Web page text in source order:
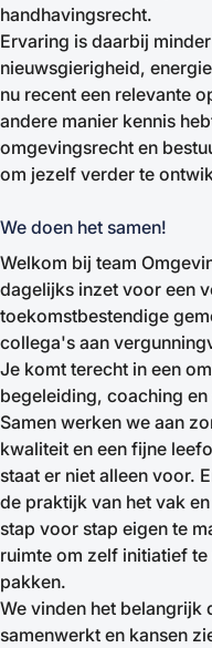
handhavingsrecht.
Ervaring is daarbij
nieuwsgierigheid,
nu recent een relevante
andere manier kennis
omgevingsrecht en
om jezelf verder te
We doen het samen!
Welkom bij team
dagelijks inzet voor een
toekomstbestendige
collega's aan
Je komt terecht in een
begeleiding, coaching
Samen werken we aan
kwaliteit en een fijne
staat er niet alleen voor.
de praktijk van het vak
stap voor stap eigen te
ruimte om zelf initiatief
pakken.
We vinden het belangrijk
samenwerkt en kansen